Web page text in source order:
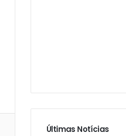
Últimas Notícias